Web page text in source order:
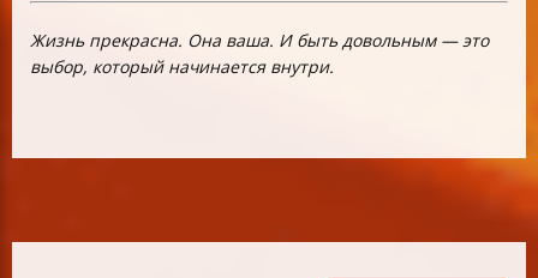
Жизнь прекрасна. Она ваша. И быть довольным — это
выбор, который начинается внутри.